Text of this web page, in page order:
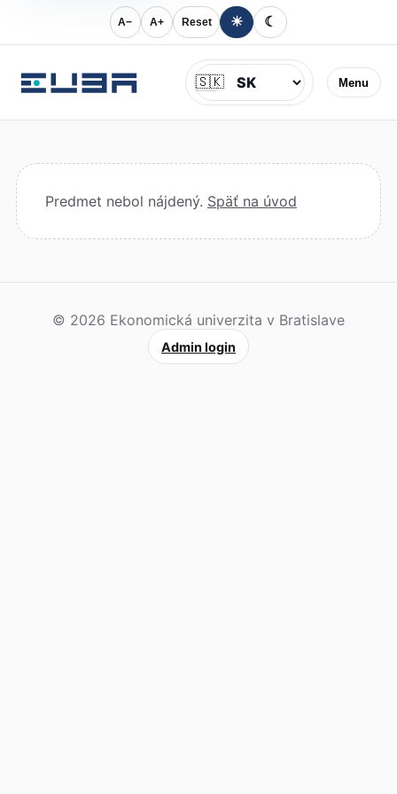
A− A+ Reset ☀ ☾
Menu
Jazyk
🇸🇰
Predmet nebol nájdený. Späť na úvod
© 2026 Ekonomická univerzita v Bratislave
Admin login